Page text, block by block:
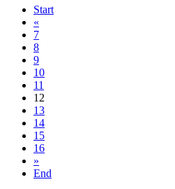
Start
«
7
8
9
10
11
12
13
14
15
16
»
End